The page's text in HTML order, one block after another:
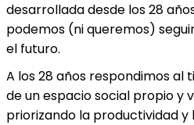
desarrollada desde los 28
podemos (ni queremos)
el futuro.
A los 28 años respondimos
de un espacio social propio y
priorizando la productividad y